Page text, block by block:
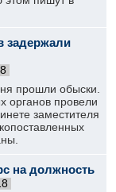
задержали
прошли обыски.
органов провели
заместителя
на должность